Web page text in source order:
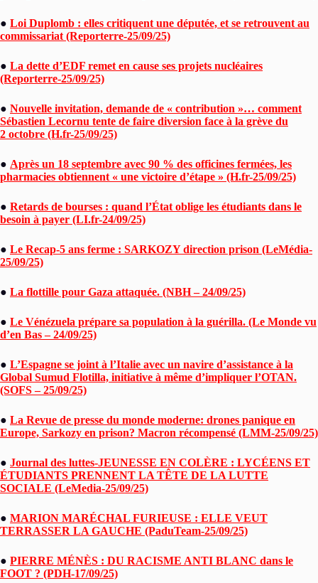
● Loi Duplomb : elles critiquent une députée, et se retrouvent au
commissariat (Reporterre-25/09/25)
● La dette d’EDF remet en cause ses projets nucléaires
(Reporterre-25/09/25)
● Nouvelle invitation, demande de « contribution »… comment
Sébastien Lecornu tente de faire diversion face à la grève du
2 octobre (H.fr-25/09/25)
● Après un 18 septembre avec 90 % des officines fermées, les
pharmacies obtiennent « une victoire d’étape » (H.fr-25/09/25)
● Retards de bourses : quand l’État oblige les étudiants dans le
besoin à payer (LI.fr-24/09/25)
● Le Recap-5 ans ferme : SARKOZY direction prison (LeMédia-
25/09/25)
● La flottille pour Gaza attaquée. (NBH – 24/09/25)
● Le Vénézuela prépare sa population à la guérilla. (Le Monde vu
d’en Bas – 24/09/25)
● L’Espagne se joint à l’Italie avec un navire d’assistance à la
Global Sumud Flotilla, initiative à même d’impliquer l’OTAN.
(SOFS – 25/09/25)
● La Revue de presse du monde moderne: drones panique en
Europe, Sarkozy en prison? Macron récompensé (LMM-25/09/25)
● Journal des luttes-JEUNESSE EN COLÈRE : LYCÉENS ET
ÉTUDIANTS PRENNENT LA TÊTE DE LA LUTTE
SOCIALE (LeMedia-25/09/25)
● MARION MARÉCHAL FURIEUSE : ELLE VEUT
TERRASSER LA GAUCHE (PaduTeam-25/09/25)
● PIERRE MÉNÈS : DU RACISME ANTI BLANC dans le
FOOT ? (PDH-17/09/25)